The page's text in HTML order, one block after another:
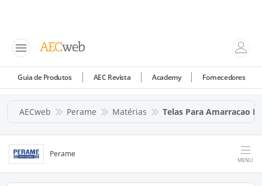
Guia de Produtos AEC Revista Academy Fornecedores
AECweb Perame Matérias Telas Para Amarracao
Perame
MENU